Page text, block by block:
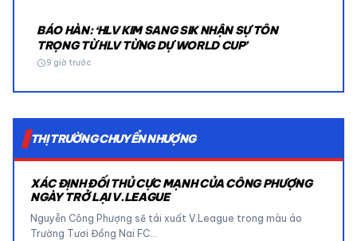
BÁO HÀN: ‘HLV KIM SANG SIK NHẬN SỰ TÔN
TRỌNG TỪ HLV TỪNG DỰ WORLD CUP’
schedule9 giờ trước
THỊ TRƯỜNG CHUYỂN NHƯỢNG
XÁC ĐỊNH ĐỐI THỦ CỰC MẠNH CỦA CÔNG PHƯỢNG
NGÀY TRỞ LẠI V.LEAGUE
Nguyễn Công Phượng sẽ tái xuất V.League trong màu áo
Trường Tươi Đồng Nai FC…